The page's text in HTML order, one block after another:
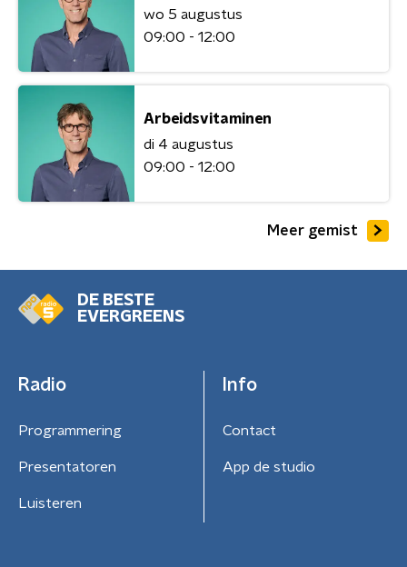
wo 5 augustus
09:00 - 12:00
Arbeidsvitaminen
di 4 augustus
09:00 - 12:00
Meer gemist
DE BESTE
EVERGREENS
Radio
Programmering
Presentatoren
Luisteren
Info
Contact
App de studio